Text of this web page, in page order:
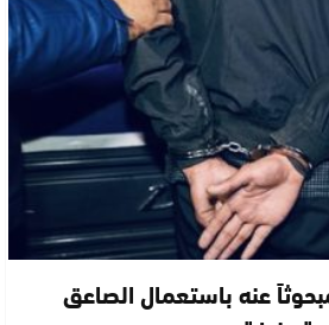
عنه باستعمال الصاعق